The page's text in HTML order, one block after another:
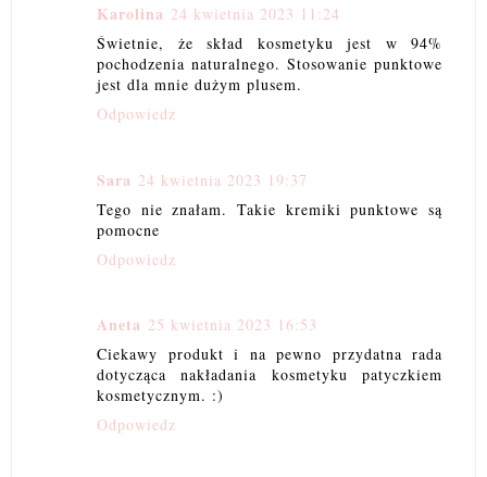
Karolina 24 kwietnia 2023 11:24
Świetnie, że skład kosmetyku jest w 94%
pochodzenia naturalnego. Stosowanie punktowe
jest dla mnie dużym plusem.
Odpowiedz
Sara 24 kwietnia 2023 19:37
Tego nie znałam. Takie kremiki punktowe są
pomocne
Odpowiedz
Aneta 25 kwietnia 2023 16:53
Ciekawy produkt i na pewno przydatna rada
dotycząca nakładania kosmetyku patyczkiem
kosmetycznym. :)
Odpowiedz